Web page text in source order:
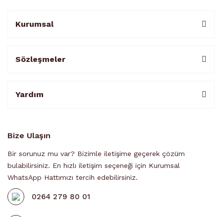
Kurumsal
Sözleşmeler
Yardım
Bize Ulaşın
Bir sorunuz mu var? Bizimle iletişime geçerek çözüm
bulabilirsiniz. En hızlı iletişim seçeneği için Kurumsal
WhatsApp Hattımızı tercih edebilirsiniz.
0264 279 80 01